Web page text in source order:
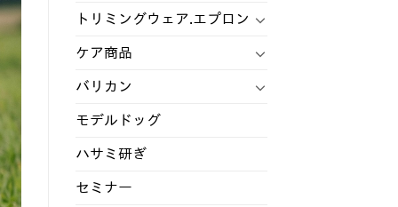
トリミングウェア.エプロン
ケア商品
バリカン
モデルドッグ
ハサミ研ぎ
セミナー